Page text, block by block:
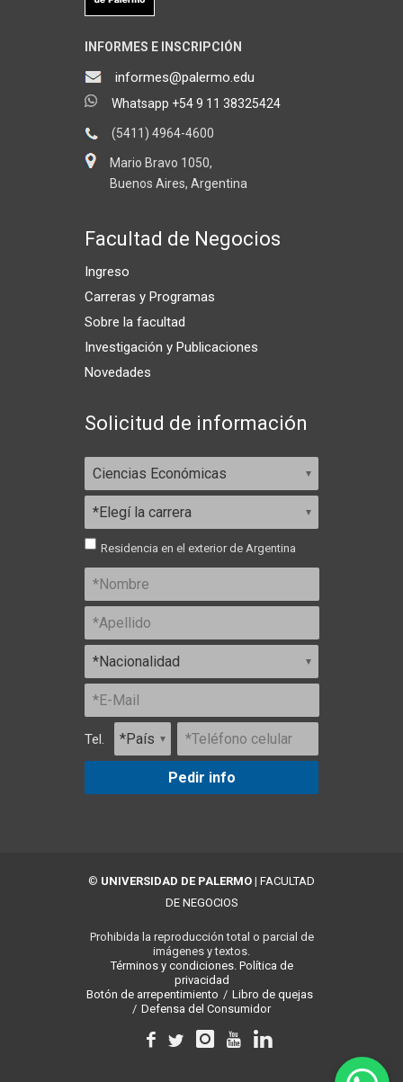
INFORMES E INSCRIPCIÓN
informes@palermo.edu
Whatsapp +54 9 11 38325424
(5411) 4964-4600
Mario Bravo 1050,
Buenos Aires, Argentina
Facultad de Negocios
Ingreso
Carreras y Programas
Sobre la facultad
Investigación y Publicaciones
Novedades
Solicitud de información
Residencia en el exterior de Argentina
Tel.
Pedir info
© UNIVERSIDAD DE PALERMO | FACULTAD
DE NEGOCIOS
Prohibida la reproducción total o parcial de
imágenes y textos.
Términos y condiciones. Política de
privacidad
Botón de arrepentimiento / Libro de quejas
/ Defensa del Consumidor